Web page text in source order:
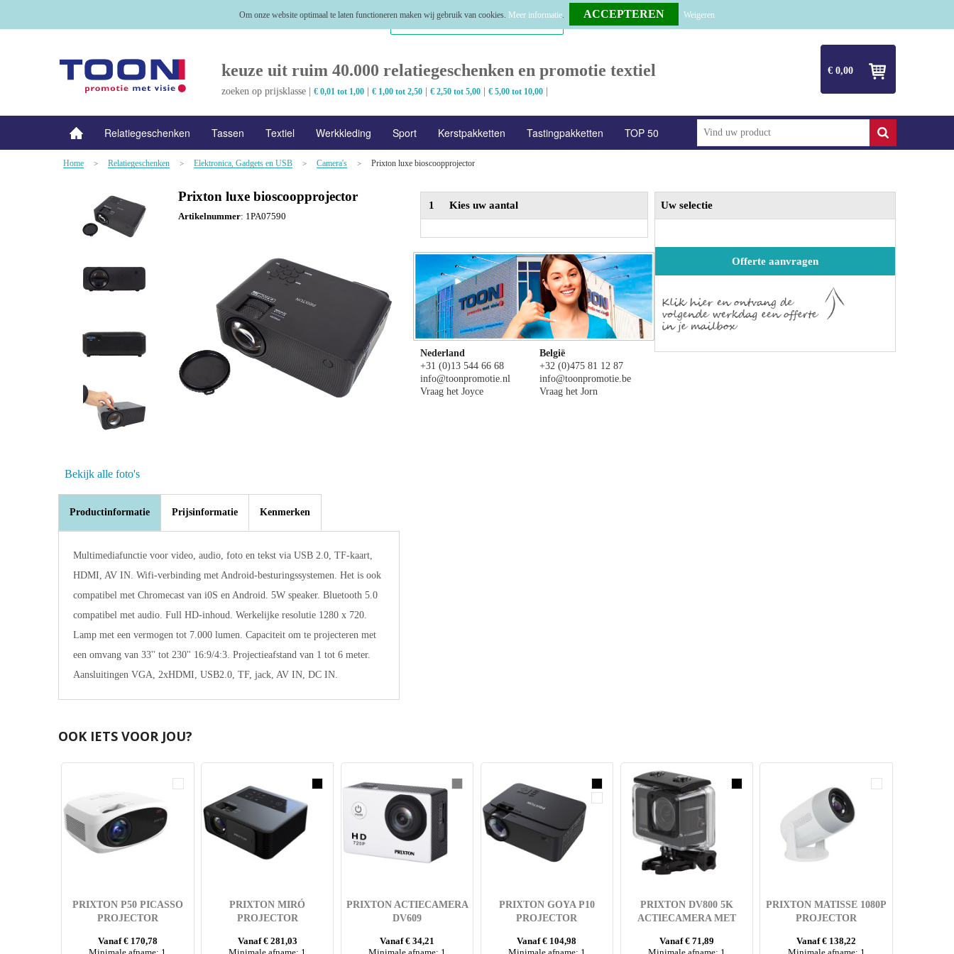
keuze uit ruim 40.000 relatiegeschenken en promotie textiel
zoeken op prijsklasse | € 0,01 tot 1,00| € 1,00 tot 2,50| € 2,50 tot 5,00| € 5,00 tot 10,00|
€ 0,00
Relatiegeschenken Tassen Textiel Werkkleding Sport Kerstpakketten Tastingpakketten TOP 50
NIEUW Alle categorieën
Home > Relatiegeschenken > Elektronica, Gadgets en USB > Camera's > Prixton luxe bioscoopprojector
Bekijk alle foto's
Prixton luxe bioscoopprojector
Artikelnummer: 1PA07590
1 Kies uw aantal Uw selectie
Offerte aanvragen
Nederland
+31 (0)13 544 66 68
info@toonpromotie.nl
Vraag het Joyce
België
+32 (0)475 81 12 87
info@toonpromotie.be
Vraag het Jorn
Productinformatie Prijsinformatie Kenmerken
Multimediafunctie voor video, audio, foto en tekst via USB 2.0, TF-kaart,
HDMI, AV IN. Wifi-verbinding met Android-besturingssystemen. Het is ook
compatibel met Chromecast van i0S en Android. 5W speaker. Bluetooth 5.0
compatibel met audio. Full HD-inhoud. Werkelijke resolutie 1280 x 720.
Lamp met een vermogen tot 7.000 lumen. Capaciteit om te projecteren met
een omvang van 33'' tot 230'' 16:9/4:3. Projectieafstand van 1 tot 6 meter.
Aansluitingen VGA, 2xHDMI, USB2.0, TF, jack, AV IN, DC IN.
OOK IETS VOOR JOU?
PRIXTON P50 PICASSO
PROJECTOR
Vanaf € 170,78
PRIXTON MIRÓ
PROJECTOR
Vanaf € 281,03
PRIXTON ACTIECAMERA
DV609
Vanaf € 34,21
PRIXTON GOYA P10
PROJECTOR
Vanaf € 104,98
PRIXTON DV800 5K
ACTIECAMERA MET
Vanaf € 71,89
PRIXTON MATISSE 1080P
PROJECTOR
Vanaf € 138,22
Om onze website optimaal te laten functioneren maken wij gebruik van cookies. Meer informatie. Weigeren